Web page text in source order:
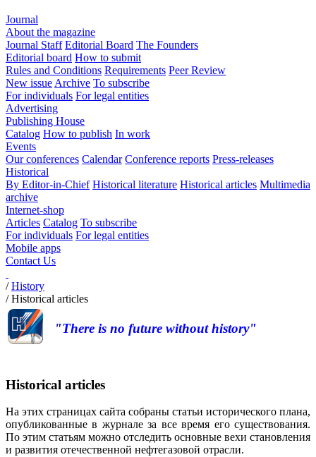
Journal
About the magazine
Journal Staff Editorial Board The Founders
Editorial board How to submit
Rules and Conditions Requirements Peer Review
New issue Archive To subscribe
For individuals For legal entities
Advertising
Publishing House
Catalog How to publish In work
Events
Our conferences Calendar Conference reports Press-releases
Historical
By Editor-in-Chief Historical literature Historical articles Multimedia
archive
Internet-shop
Articles Catalog To subscribe
For individuals For legal entities
Mobile apps
Contact Us
/History
/Historical articles
"There is no future without history"
Historical articles
На этих страницах сайта собраны статьи исторического плана,
опубликованные в журнале за все время его существования.
По этим статьям можно отследить основные вехи становления
и развития отечественной нефтегазовой отрасли.